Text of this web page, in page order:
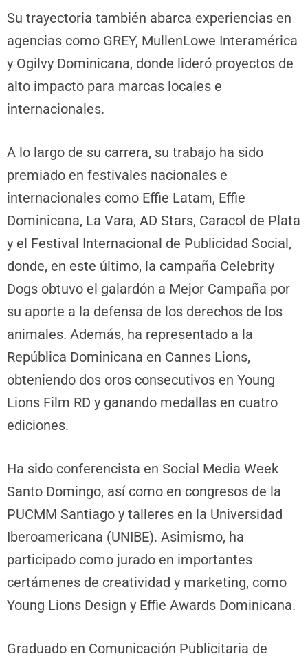
Su trayectoria también abarca experiencias en
agencias como GREY, MullenLowe Interamérica
y Ogilvy Dominicana, donde lideró proyectos de
alto impacto para marcas locales e
internacionales.
A lo largo de su carrera, su trabajo ha sido
premiado en festivales nacionales e
internacionales como Effie Latam, Effie
Dominicana, La Vara, AD Stars, Caracol de Plata
y el Festival Internacional de Publicidad Social,
donde, en este último, la campaña Celebrity
Dogs obtuvo el galardón a Mejor Campaña por
su aporte a la defensa de los derechos de los
animales. Además, ha representado a la
República Dominicana en Cannes Lions,
obteniendo dos oros consecutivos en Young
Lions Film RD y ganando medallas en cuatro
ediciones.
Ha sido conferencista en Social Media Week
Santo Domingo, así como en congresos de la
PUCMM Santiago y talleres en la Universidad
Iberoamericana (UNIBE). Asimismo, ha
participado como jurado en importantes
certámenes de creatividad y marketing, como
Young Lions Design y Effie Awards Dominicana.
Graduado en Comunicación Publicitaria de